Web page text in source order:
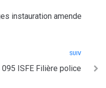
instauration amende
SUIV
095 ISFE Filière police